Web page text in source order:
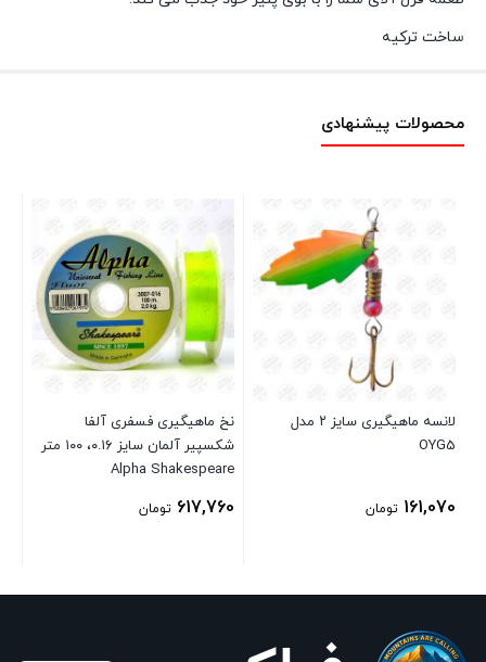
ساخت ترکیه
محصولات پیشنهادی
لانسه ماهیگیری سایز ۲ مدل
OYG5
161,070 تومان
نخ ماهیگیری فسفری آلفا
شکسپیر آلمان سایز ۰.۱۶، ۱۰۰ متر
Alpha Shakespeare
617,760 تومان